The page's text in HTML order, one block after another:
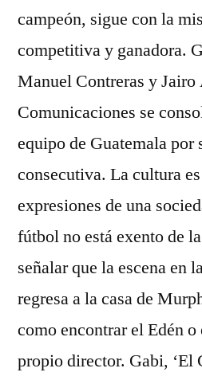
campeón, sigue con la
competitiva y ganadora.
Manuel Contreras y Jairo
Comunicaciones se
equipo de Guatemala por
consecutiva. La cultura
expresiones de una
fútbol no está exento de
señalar que la escena en
regresa a la casa de
como encontrar el Edén
propio director. Gabi, ‘El